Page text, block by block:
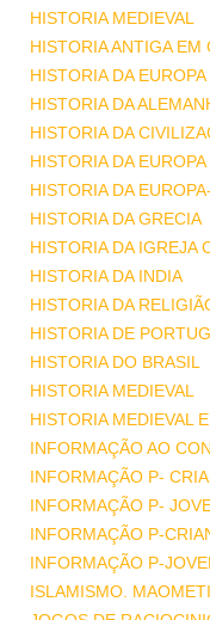
HISTORIA MEDIEVAL
HISTORIA ANTIGA EM
HISTORIA DA EUROPA
HISTORIA DA
HISTORIA DA
HISTORIA DA EUROPA
HISTORIA DA
HISTORIA DA GRECIA
HISTORIA DA IGREJA
HISTORIA DA INDIA
HISTORIA DA
HISTORIA DE
HISTORIA DO BRASIL
HISTORIA MEDIEVAL
HISTORIA MEDIEVAL
INFORMAÇÃO AO
INFORMAÇÃO P-
INFORMAÇÃO P-
INFORMAÇÃO P-
INFORMAÇÃO P-
ISLAMISMO.